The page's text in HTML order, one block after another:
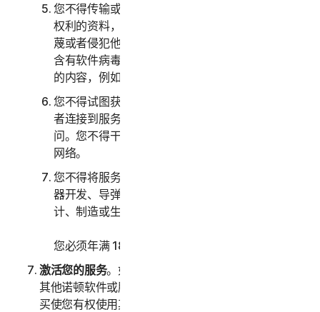
您不得传输或存储可能侵犯第三方知识产权或其他
权利的资料，或者其他具有非法、侵权、诽谤、诬
蔑或者侵犯他人隐私性质的资料。您不得传输任何
含有软件病毒或其他有害计算机代码、文件或程序
的内容，例如特洛伊木马、蠕虫或者定时炸弹。
您不得试图获取对任何服务或者其他用户的帐户或
者连接到服务的计算机系统或网络的未经授权访
问。您不得干扰或中断连接到任何服务的服务器或
网络。
您不得将服务用于任何军事目的，包括网络战、武
器开发、导弹、核武器、生物武器或化学武器的设
计、制造或生产。
您必须年满 18 周岁才能购买我们的软件和服务。
激活您的服务。如果您选择通过软件或服务访问或使用
其他诺顿软件或服务，或者您的软件授权许可或服务购
买使您有权使用其他软件和服务，则表示您了解并接受